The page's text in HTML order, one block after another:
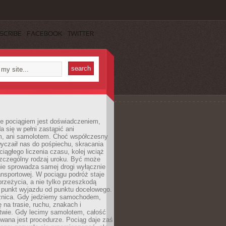
FACEBOOK TWITTER
pociągiem jest doświadczeniem,
się w pełni zastąpić ani
ani samolotem. Choć współczesny
nas do pośpiechu, skracania
liczenia czasu, kolej wciąż
rodzaj uroku. Być może
sprowadza samej drogi wyłącznie
W pociągu podróż staje
a nie tylko przeszkodą
wyjazdu od punktu docelowego.
Gdy jedziemy samochodem,
na trasie, ruchu, znakach i
Gdy lecimy samolotem, całość
jest procedurze. Pociąg daje zaś